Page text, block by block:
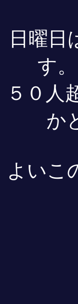
日曜日
す
５０人
か
よいこ